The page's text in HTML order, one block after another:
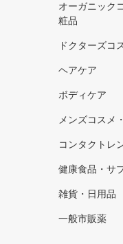
オーガニック
粧品
ドクターズコ
ヘアケア
ボディケア
メンズコスメ
コンタクトレ
健康食品・サ
雑貨・日用品
一般市販薬